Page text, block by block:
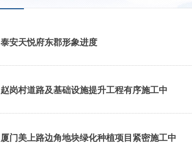
泰安天悦府东郡形象进度
赵岗村道路及基础设施提升工程有序施工中
厦门美上路边角地块绿化种植项目紧密施工中